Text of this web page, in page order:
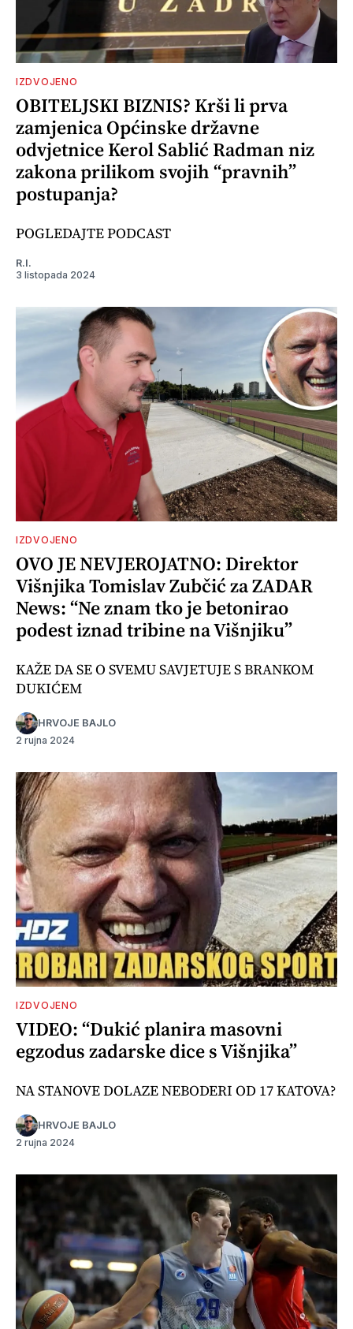
IZDVOJENO
OBITELJSKI BIZNIS? Krši li prva
zamjenica Općinske državne
odvjetnice Kerol Sablić Radman niz
zakona prilikom svojih “pravnih”
postupanja?
POGLEDAJTE PODCAST
R.I.
3 listopada 2024
IZDVOJENO
OVO JE NEVJEROJATNO: Direktor
Višnjika Tomislav Zubčić za ZADAR
News: “Ne znam tko je betonirao
podest iznad tribine na Višnjiku”
KAŽE DA SE O SVEMU SAVJETUJE S BRANKOM
DUKIĆEM
HRVOJE BAJLO
2 rujna 2024
IZDVOJENO
VIDEO: “Dukić planira masovni
egzodus zadarske dice s Višnjika”
NA STANOVE DOLAZE NEBODERI OD 17 KATOVA?
HRVOJE BAJLO
2 rujna 2024